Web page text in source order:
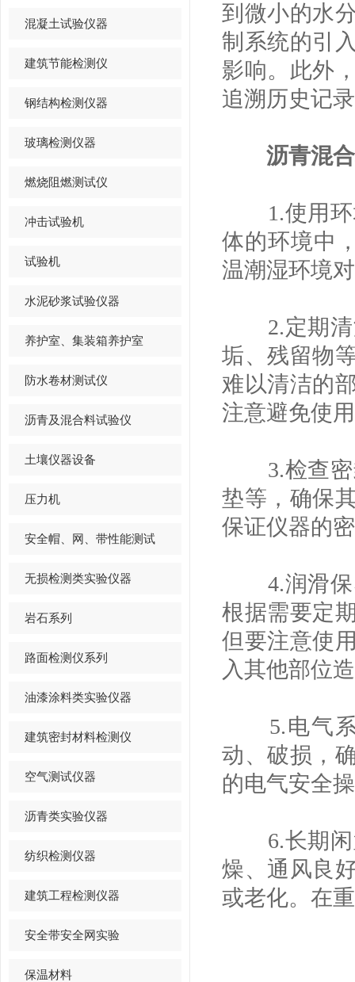
混凝土试验仪器
建筑节能检测仪
钢结构检测仪器
玻璃检测仪器
燃烧阻燃测试仪
冲击试验机
试验机
水泥砂浆试验仪器
养护室、集装箱养护室
防水卷材测试仪
沥青及混合料试验仪
土壤仪器设备
压力机
安全帽、网、带性能测试
无损检测类实验仪器
岩石系列
路面检测仪系列
油漆涂料类实验仪器
建筑密封材料检测仪
空气测试仪器
沥青类实验仪器
纺织检测仪器
建筑工程检测仪器
安全带安全网实验
保温材料
到微小的水
制系统的引
影响。此外
追溯历史记
沥青混
1.使用环
体的环境中
温潮湿环境
2.定期清
垢、残留物
难以清洁的
注意避免使
3.检查密
垫等，确保
保证仪器的
4.润滑保
根据需要定
但要注意使
入其他部位
5.电气系
动、破损，
的电气安全
6.长期闲
燥、通风良
或老化。在